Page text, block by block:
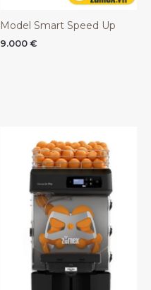
Model Smart Speed Up
9.000 €